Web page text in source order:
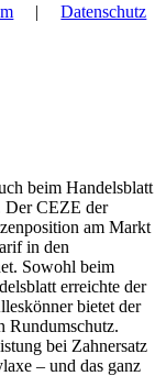
|
Datenschutz
beim Handelsblatt
Der CEZE der
am Markt
in den
Sowohl beim
erreichte der
bietet der
Rundumschutz.
bei Zahnersatz
– und das ganz